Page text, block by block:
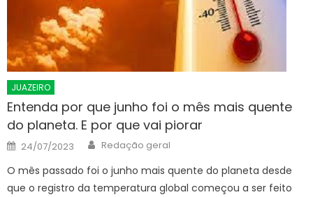
JUAZEIRO
Entenda por que junho foi o mês mais quente
do planeta. E por que vai piorar
Posted
on
24/07/2023 Author
Redação geral
O mês passado foi o junho mais quente do planeta desde
que o registro da temperatura global começou a ser feito